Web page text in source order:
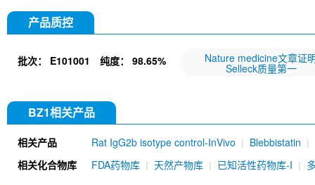
产品质控
批次： E101001 纯度： 98.65% Nature medicine文章证
Selleck质量第一
BZ1相关产品
相关产品 Rat IgG2b isotype control-InVivo
Blebbistatin
MU)
Rat IgG1 isotype control-InVivo
相关化合物库 FDA药物库 天然产物库 已知活性药物库-I